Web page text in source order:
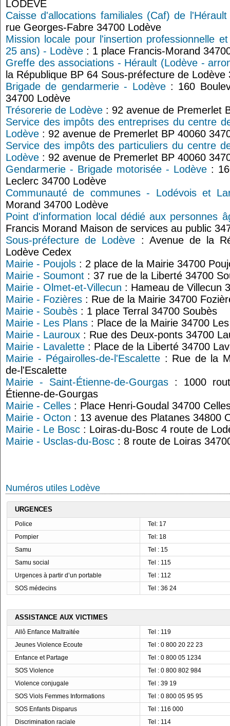
LODEVE
Caisse d'allocations familiales (Caf) de
rue Georges-Fabre 34700 Lodève
Mission locale pour l'insertion professionnelle
25 ans) - Lodève : 1 place Francis-Morand
Greffe des associations - Hérault (Lodève -
la République BP 64 Sous-préfecture de
Brigade de gendarmerie - Lodève: 160
34700 Lodève
Trésorerie de Lodève : 92 avenue de Premerlet
Service des impôts des entreprises du centre
Lodève : 92 avenue de Premerlet BP 40060
Service des impôts des particuliers du centre
Lodève : 92 avenue de Premerlet BP 40060
Gendarmerie - Brigade motorisée - Lodève :
Leclerc 34700 Lodève
Communauté de communes - Lodévois et
Morand 34700 Lodève
Point d'information local dédié aux personnes
Francis Morand Maison de services au public
Sous-préfecture de Lodève : Avenue de la
Lodève Cedex
Mairie - Poujols : 2 place de la Mairie 34700
Mairie - Soumont : 37 rue de la Liberté 34700
Mairie - Olmet-et-Villecun : Hameau de Villecun
Mairie - Fozières : Rue de la Mairie 34700
Mairie - Soubès : 1 place Terral 34700 Soubès
Mairie - Les Plans : Place de la Mairie 34700
Mairie - Lauroux : Rue des Deux-ponts 34700
Mairie - Lavalette : Place de la Liberté 34700
Mairie - Pégairolles-de-l'Escalette : Rue de la
de-l'Escalette
Mairie - Saint-Étienne-de-Gourgas : 1000
Étienne-de-Gourgas
Mairie - Celles : Place Henri-Goudal 34700
Mairie - Octon : 13 avenue des Platanes 34800
Mairie - Le Bosc : Loiras-du-Bosc 4 route de
Mairie - Usclas-du-Bosc : 8 route de Loiras
Numéros utiles Lodève
URGENCES
Police
Tel: 17
Pompier
Tel: 18
Samu
Tel : 15
Samu social
Tel : 115
Urgences à partir d’un portable
Tel : 112
SOS médecins
Tel : 36 24
ASSISTANCE AUX VICTIMES
Allô Enfance Maltraitée
Tel : 119
Jeunes Violence Ecoute
Tel : 0 800 20 22 23
Enfance et Partage
Tel : 0 800 05 1234
SOS Violence
Tel : 0 800 802 984
Violence conjugale
Tel : 39 19
SOS Viols Femmes Informations
Tel : 0 800 05 95 95
SOS Enfants Disparus
Tel : 116 000
Discrimination raciale
Tel : 114